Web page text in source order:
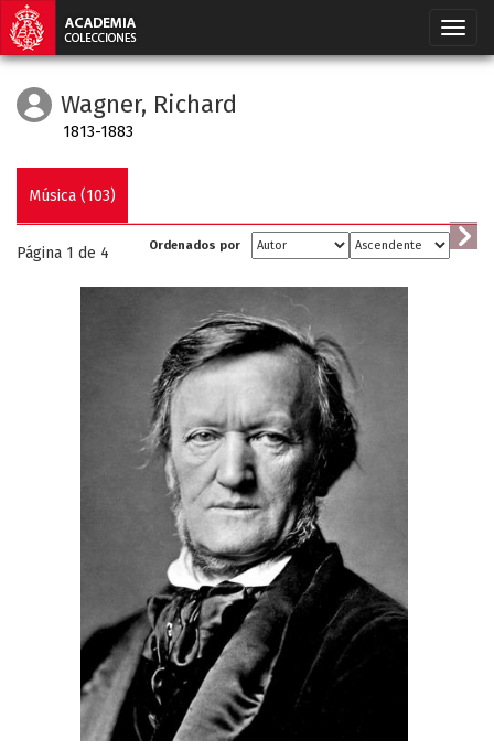
Wagner, Richard
1813-1883
Música (103)
Página 1 de 4 Ordenados por